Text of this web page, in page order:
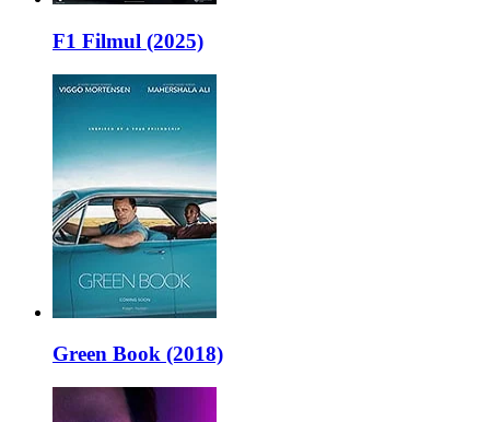
F1 Filmul (2025)
Green Book (2018)